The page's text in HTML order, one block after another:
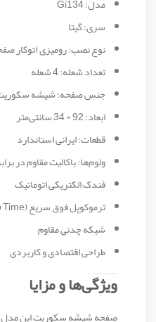
مدل: Gi134
سری: گیتا
نوع نصب: رومیزی (توکار
تعداد شعله: 4 شعله
جنس صفحه: شیشه
ابعاد: 92 × 34 سانتی‌متر
قطعات: ایرانی استاندارد
ولوم‌ها: باکالیت مقاوم در
فندک الکتریکی اتوماتیک
ترموکوپل فوق سریع (Top Time)
شبکه چدنی مقاوم
طراحی اقتصادی و کاربردی
ویژگی‌ها و مزایا
صفحه شیشه سکوریت این مدل